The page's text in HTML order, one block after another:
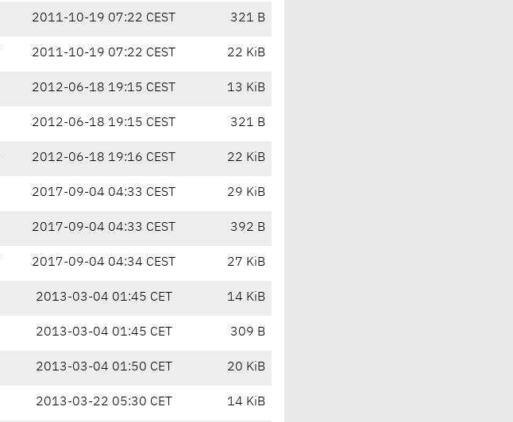
2011-10-19 07:22 CEST 321 B
2011-10-19 07:22 CEST 22 KiB
2012-06-18 19:15 CEST 13 KiB
2012-06-18 19:15 CEST 321 B
2012-06-18 19:16 CEST 22 KiB
2017-09-04 04:33 CEST 29 KiB
2017-09-04 04:33 CEST 392 B
2017-09-04 04:34 CEST 27 KiB
2013-03-04 01:45 CET 14 KiB
2013-03-04 01:45 CET 309 B
2013-03-04 01:50 CET 20 KiB
2013-03-22 05:30 CET 14 KiB